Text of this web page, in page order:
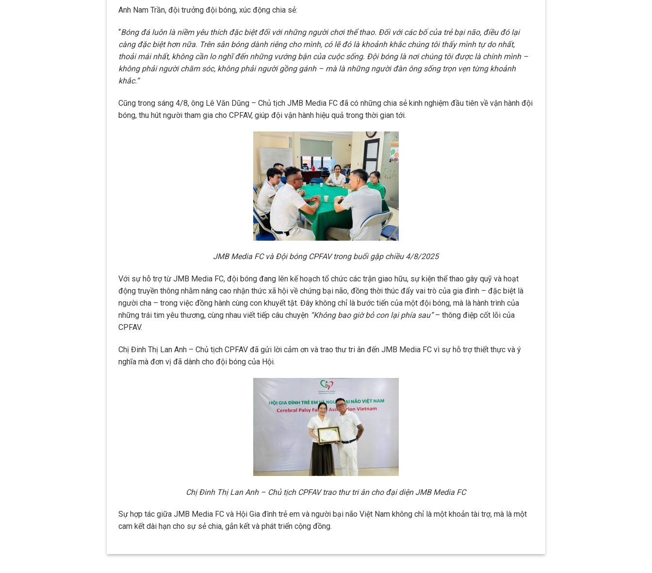
Anh Nam Trần, đội trưởng đội bóng, xúc động chia sẻ:
“Bóng đá luôn là niềm yêu thích đặc biệt đối với những người chơi thể thao. Đối với các bố của trẻ bại não, điều đó lại
càng đặc biệt hơn nữa. Trên sân bóng dành riêng cho mình, có lẽ đó là khoảnh khắc chúng tôi thấy mình tự do nhất,
thoải mái nhất, không cần lo nghĩ đến những vướng bận của cuộc sống. Đội bóng là nơi chúng tôi được là chính mình –
không phải người chăm sóc, không phải người gồng gánh – mà là những người đàn ông sống trọn vẹn từng khoảnh
khắc.”
Cũng trong sáng 4/8, ông Lê Văn Dũng – Chủ tịch JMB Media FC đã có những chia sẻ kinh nghiệm đầu tiên về vận hành đội
bóng, thu hút người tham gia cho CPFAV, giúp đội vận hành hiệu quả trong thời gian tới.
JMB Media FC và Đội bóng CPFAV trong buổi gặp chiều 4/8/2025
Với sự hỗ trợ từ JMB Media FC, đội bóng đang lên kế hoạch tổ chức các trận giao hữu, sự kiện thể thao gây quỹ và hoạt
động truyền thông nhằm nâng cao nhận thức xã hội về chứng bại não, đồng thời thúc đẩy vai trò của gia đình – đặc biệt là
người cha – trong việc đồng hành cùng con khuyết tật. Đây không chỉ là bước tiến của một đội bóng, mà là hành trình của
những trái tim yêu thương, cùng nhau viết tiếp câu chuyện “Không bao giờ bỏ con lại phía sau”– thông điệp cốt lõi của
CPFAV.
Chị Đinh Thị Lan Anh – Chủ tịch CPFAV đã gửi lời cảm ơn và trao thư tri ân đến JMB Media FC vì sự hỗ trợ thiết thực và ý
nghĩa mà đơn vị đã dành cho đội bóng của Hội.
Chị Đinh Thị Lan Anh – Chủ tịch CPFAV trao thư tri ân cho đại diện JMB Media FC
Sự hợp tác giữa JMB Media FC và Hội Gia đình trẻ em và người bại não Việt Nam không chỉ là một khoản tài trợ, mà là một
cam kết dài hạn cho sự sẻ chia, gắn kết và phát triển cộng đồng.